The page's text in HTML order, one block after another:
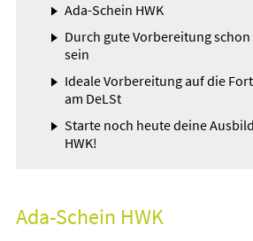
Ada-Schein HWK
Durch gute Vorbereitung
sein
Ideale Vorbereitung auf die
am DeLSt
Starte noch heute deine
HWK!
Ada-Schein HWK